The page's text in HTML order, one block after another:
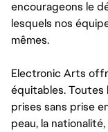
encourageons le
lesquels nos
mêmes.
Electronic Arts
équitables.
prises sans prise
peau, la